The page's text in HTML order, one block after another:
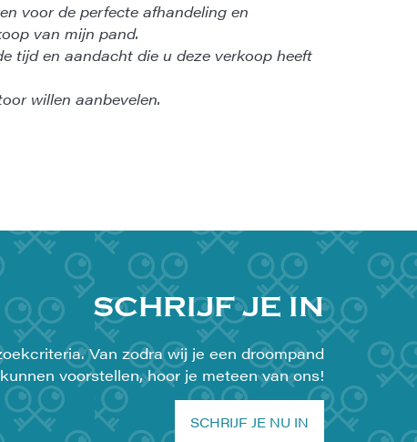
voor de perfecte afhandeling en
van mijn pand.
tijd en aandacht die u deze verkoop heeft
willen aanbevelen.
SCHRIJF JE IN
Van zodra wij je een droompand
kunnen voorstellen, hoor je meteen van ons!
SCHRIJF JE NU IN